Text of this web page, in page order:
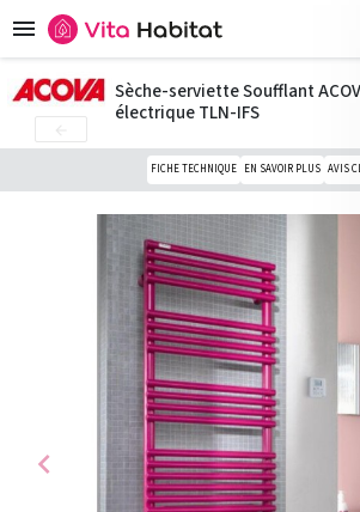

chevron_left
Sèche-serviette Soufflant
électrique TLN-IFS
FICHE TECHNIQUE EN SAVOIR PLUS AVIS